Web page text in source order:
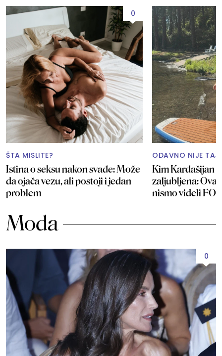
0
ŠTA MISLITE?
Istina o seksu nakon svađe: Može
da ojača vezu, ali postoji i jedan
problem
ODAVNO NIJE
Kim Kardašijan
zaljubljena:
nismo videli
Moda
0